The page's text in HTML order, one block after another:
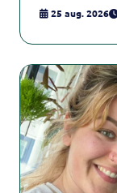
schrijven
schrijfervaring voor
vanzelf en
belangrijk
25 aug. 2026